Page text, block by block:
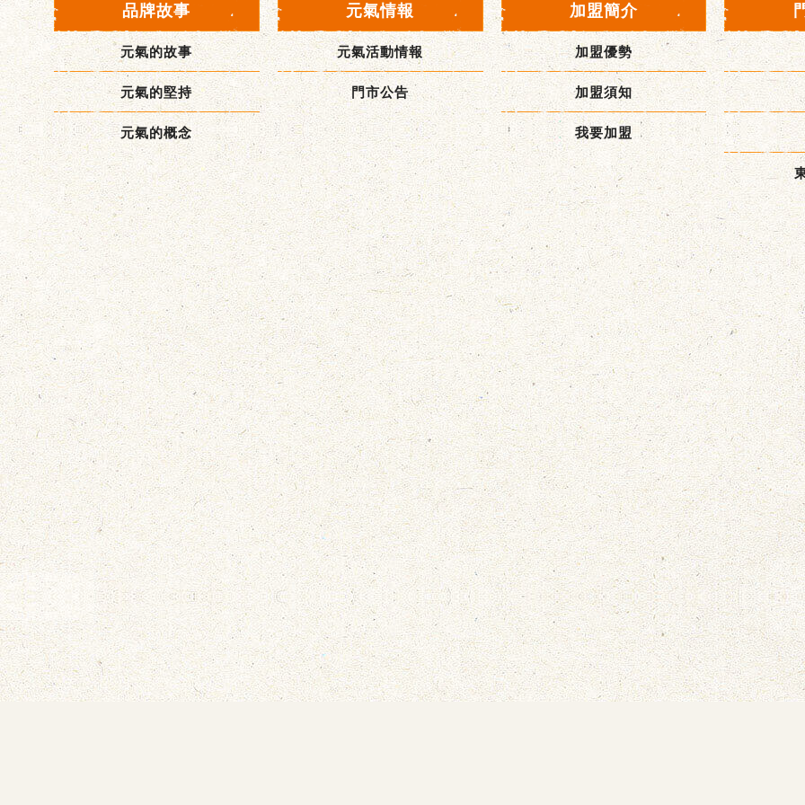
品牌故事
元氣的故事
元氣的堅持
元氣的概念
元氣情報
元氣活動情報
門市公告
加盟簡介
加盟優勢
加盟須知
我要加盟